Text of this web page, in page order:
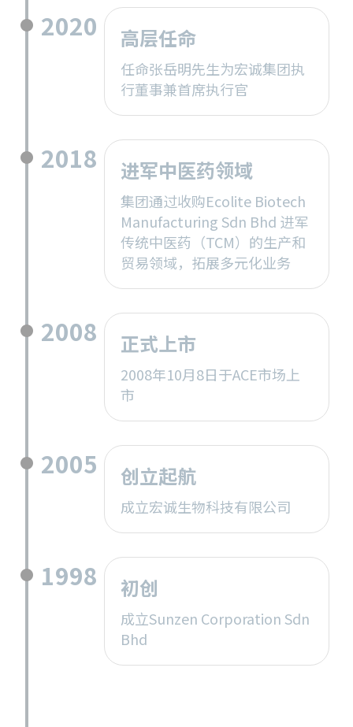
2020 高层任命
任命张岳明先生为宏诚集团执
行董事兼首席执行官
2018 进军中医药领域
集团通过收购Ecolite Biotech
Manufacturing Sdn Bhd 进军
传统中医药（TCM）的生产和
贸易领域，拓展多元化业务
2008 正式上市
2008年10月8日于ACE市场上
市
2005 创立起航
成立宏诚生物科技有限公司
1998 初创
成立Sunzen Corporation Sdn
Bhd